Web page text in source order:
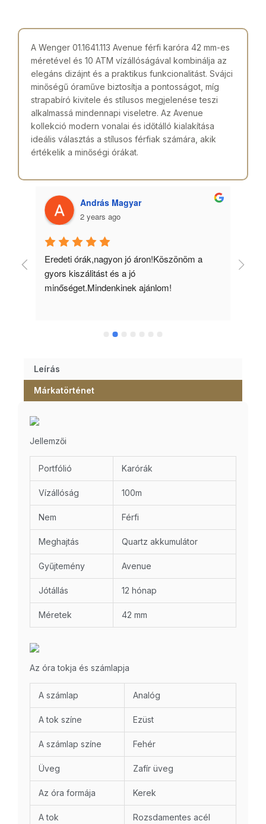
A Wenger 01.1641.113 Avenue férfi karóra 42 mm-es
méretével és 10 ATM vízállóságával kombinálja az
elegáns dizájnt és a praktikus funkcionalitást. Svájci
minőségű óraműve biztosítja a pontosságot, míg
strapabíró kivitele és stílusos megjelenése teszi
alkalmassá mindennapi viseletre. Az Avenue
kollekció modern vonalai és időtálló kialakítása
ideális választás a stílusos férfiak számára, akik
értékelik a minőségi órákat.
András Magyar
2 years ago
Eredeti órák,nagyon jó áron!Köszönöm a
gyors kiszálitást és a jó
minőséget.Mindenkinek ajánlom!
Leírás
Márkatörténet
Jellemzői
Portfólió Karórák
Vízállóság 100m
Nem Férfi
Meghajtás Quartz akkumulátor
Gyűjtemény Avenue
Jótállás 12 hónap
Méretek 42 mm
Az óra tokja és számlapja
A számlap Analóg
A tok színe Ezüst
A számlap színe Fehér
Üveg Zafír üveg
Az óra formája Kerek
A tok Rozsdamentes acél